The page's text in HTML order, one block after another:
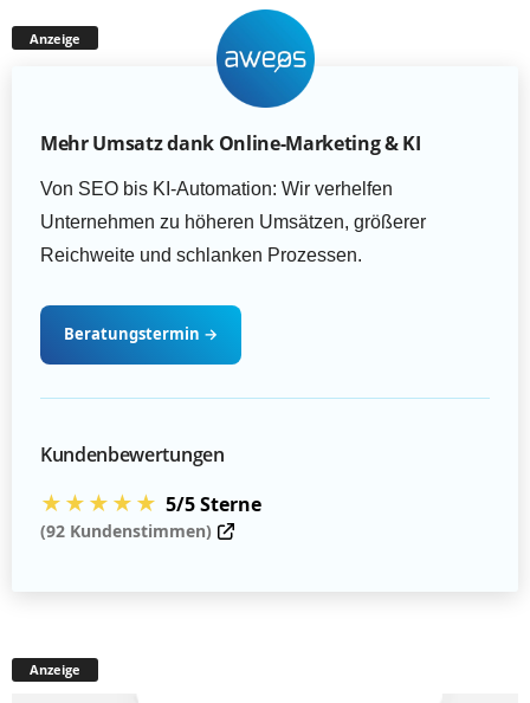
Anzeige
Mehr Umsatz dank Online-Marketing & KI
Von SEO bis KI-Automation: Wir verhelfen
Unternehmen zu höheren Umsätzen, größerer
Reichweite und schlanken Prozessen.
Beratungstermin →
Kundenbewertungen
★★★★★ 5/5 Sterne
(92 Kundenstimmen)
Anzeige